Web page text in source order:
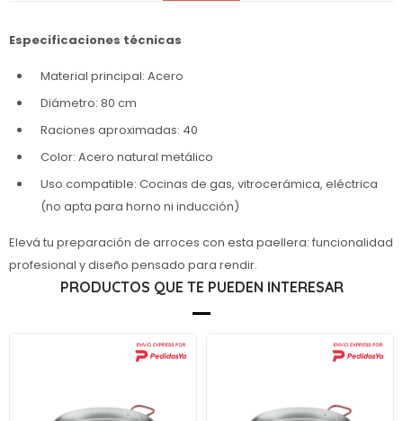
Especificaciones técnicas
Material principal: Acero
Diámetro: 80 cm
Raciones aproximadas: 40
Color: Acero natural metálico
Uso compatible: Cocinas de gas, vitrocerámica, eléctrica
(no apta para horno ni inducción)
Elevá tu preparación de arroces con esta paellera: funcionalidad
profesional y diseño pensado para rendir.
PRODUCTOS QUE TE PUEDEN INTERESAR